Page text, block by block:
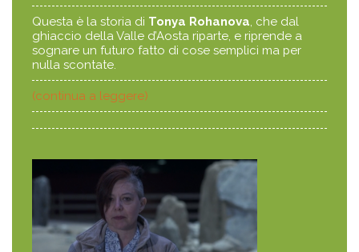
Questa è la storia di Tonya Rohanova, che dal
ghiaccio della Valle d’Aosta riparte, e riprende a
sognare un futuro fatto di cose semplici ma per
nulla scontate.
(continua a leggere)